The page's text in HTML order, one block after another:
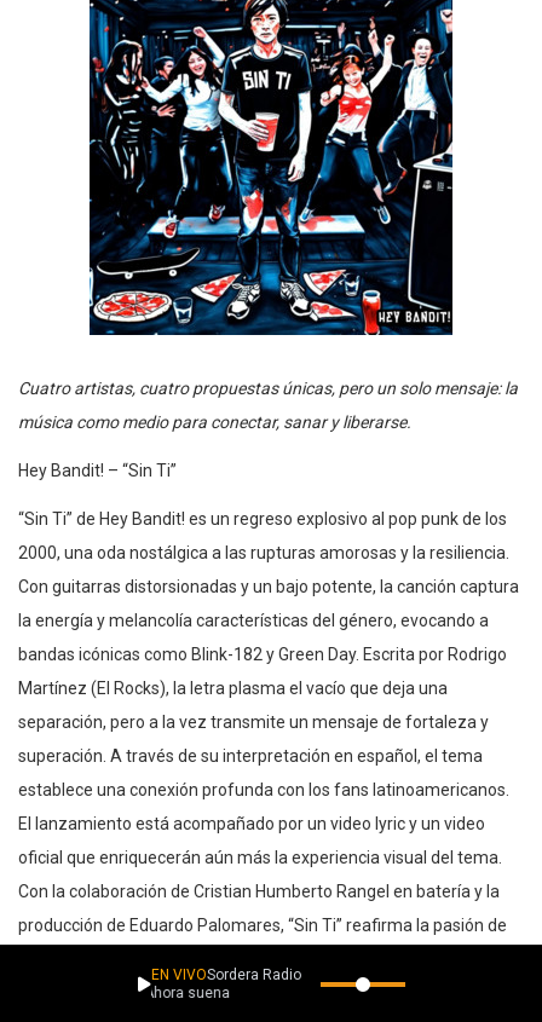
Cuatro artistas, cuatro propuestas únicas, pero un solo mensaje: la
música como medio para conectar, sanar y liberarse.
Hey Bandit! – “Sin Ti”
“Sin Ti” de Hey Bandit! es un regreso explosivo al pop punk de los
2000, una oda nostálgica a las rupturas amorosas y la resiliencia.
Con guitarras distorsionadas y un bajo potente, la canción captura
la energía y melancolía características del género, evocando a
bandas icónicas como Blink-182 y Green Day. Escrita por Rodrigo
Martínez (El Rocks), la letra plasma el vacío que deja una
separación, pero a la vez transmite un mensaje de fortaleza y
superación. A través de su interpretación en español, el tema
establece una conexión profunda con los fans latinoamericanos.
El lanzamiento está acompañado por un video lyric y un video
oficial que enriquecerán aún más la experiencia visual del tema.
Con la colaboración de Cristian Humberto Rangel en batería y la
producción de Eduardo Palomares, “Sin Ti” reafirma la pasión de
emoción para los corazones rotos.
EN VIVOSordera Radio
Ahora suena